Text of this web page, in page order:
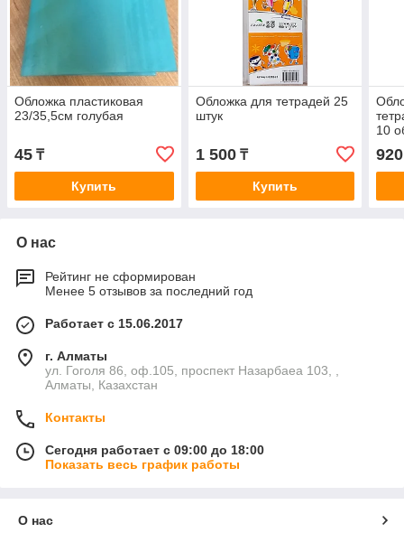
Обложка пластиковая
23/35,5см голубая
45 ₸
Купить
Обложка для тетрадей 25
штук
1 500₸
Купить
10
920
О нас
Рейтинг не сформирован
Менее 5 отзывов за последний год
Работает с 15.06.2017
г. Алматы
ул. Гоголя 86, оф.105, проспект Назарбаеа 103, ,
Алматы, Казахстан
Контакты
Сегодня работает с 09:00 до 18:00
Показать весь график работы
О нас